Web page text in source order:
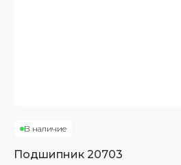
В наличие
Подшипник 20703